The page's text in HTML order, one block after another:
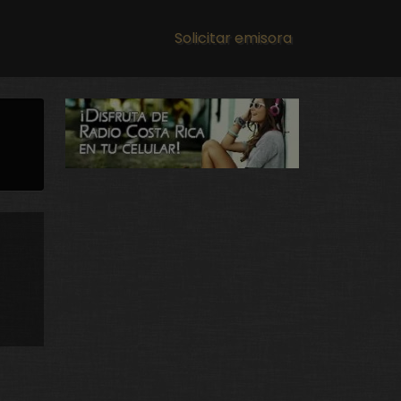
Main navigation
Solicitar emisora